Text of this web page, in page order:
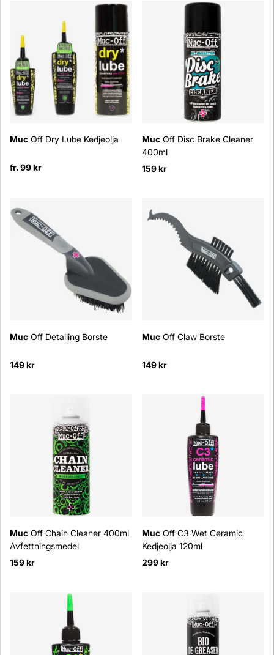
Muc Off Dry Lube Kedjeolja
fr. 99 kr
Muc Off Disc Brake Cleaner
400ml
159 kr
Muc Off Detailing Borste
149 kr
Muc Off Claw Borste
149 kr
Muc Off Chain Cleaner 400ml
Avfettningsmedel
159 kr
Muc Off C3 Wet Ceramic
Kedjeolja 120ml
299 kr